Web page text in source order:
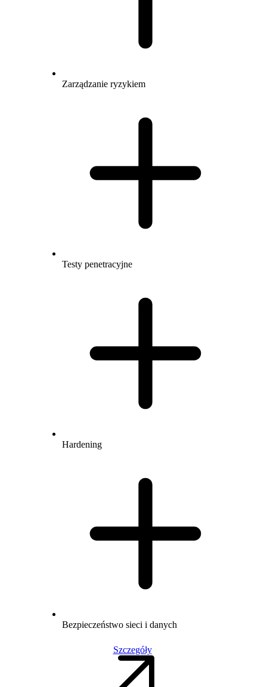
Zarządzanie ryzykiem
Testy penetracyjne
Hardening
Bezpieczeństwo sieci i danych
Szczegóły